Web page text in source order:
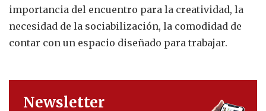
importancia del encuentro para la creatividad, la
necesidad de la sociabilización, la comodidad de
contar con un espacio diseñado para trabajar.
Newsletter